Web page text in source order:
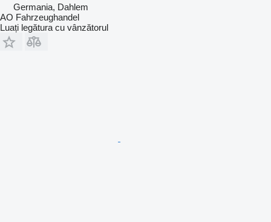
Germania, Dahlem
AO Fahrzeughandel
Luați legătura cu vânzătorul